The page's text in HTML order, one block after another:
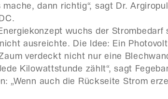
dann richtig“, sagt Dr.
wuchs der Strombedarf
ausreichte. Die Idee: Ein
verdeckt nicht nur eine
Kilowattstunde zählt“, sagt
„Wenn auch die Rückseite Strom